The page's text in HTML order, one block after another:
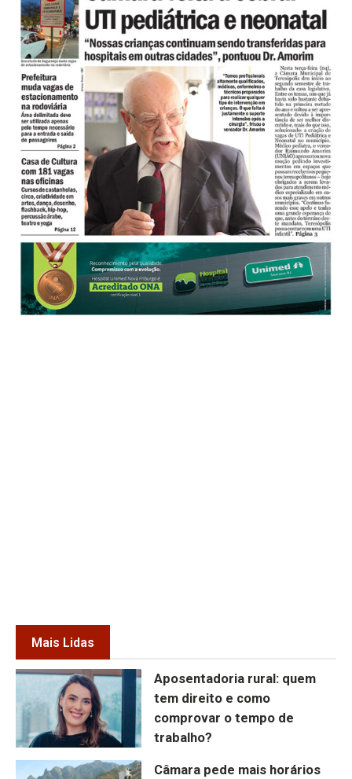
Mais Lidas
Aposentadoria rural: quem
tem direito e como
comprovar o tempo de
trabalho?
Câmara pede mais horários